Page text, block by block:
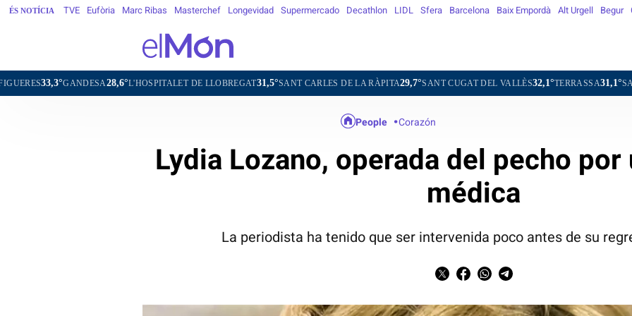
ÉS NOTÍCIA TVE Eufòria Marc Ribas Masterchef Longevidad Supermercado Decathlon LIDL Sfera Barcelona Baix Empordà Alt Urgell Begur
28,6°L'HOSPITALET DE LLOBREGAT31,5° SANT CARLES DE LA RÀPITA29,7°SANT CUGAT DEL VALLÈS32,1°TERRASSA31,1°SABADELL31,5°
People Corazón
Lydia Lozano, operada del pecho por
médica
La periodista ha tenido que ser intervenida poco antes de su